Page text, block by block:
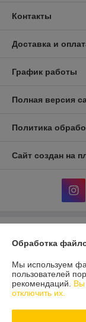
Контакты
Доставка и
График работы
Полная версия
Политика
Сайт создан на
223011 Минский
Регистрационный
Регистрационный
Обработка
Мы используем
пользователей
рекомендаций. Вы
отключить их.